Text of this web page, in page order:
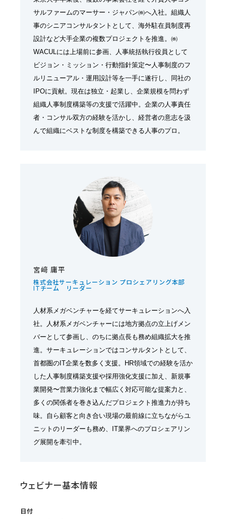
サルファームのマーサー・ジャパン㈱へ入社。組織人
事のシニアコンサルタントとして、海外駐在員制度再
設計など大手企業の複数プロジェクトを推進。㈱
WACULには上場前に参画、人事統括執行役員として
ビジョン・ミッション・行動指針策定〜人事制度のフ
ルリニューアル・運用設計等を一手に遂行し、同社の
IPOに貢献。現在は独立・起業し、企業規模を問わず
組織人事制度構築等の支援で活躍中。企業の人事責任
者・コンサル双方の経験を活かし、経営者の意志を汲
んで組織にベストな制度を構築できる人事のプロ。
宮﨑 庸平
株式会社サーキュレーション プロシェアリング本部
ITチーム リーダー
人材系メガベンチャーを経てサーキュレーションへ入
社。人材系メガベンチャーには地方拠点の立上げメン
バーとして参画し、のちに拠点長も務め組織拡大を推
進。サーキュレーションではコンサルタントとして、
首都圏のIT企業を数多く支援。HR領域での経験を活か
した人事制度構築支援や採用強化支援に加え、新規事
業開発〜営業力強化まで幅広く対応可能な提案力と、
多くの関係者を巻き込んだプロジェクト推進力が持ち
味。自ら顧客と向き合い現場の最前線に立ちながらユ
ニットのリーダーも務め、IT業界へのプロシェアリン
グ展開を牽引中。
ウェビナー基本情報
日付